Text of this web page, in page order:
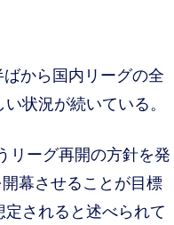
から国内リーグの全
状況が続いている。
リーグ再開の方針を発
幕させることが目標
されると述べられて